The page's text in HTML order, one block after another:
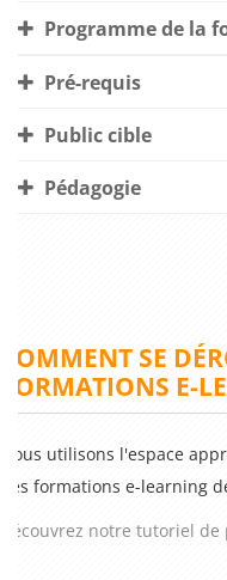
Programme de la
Pré-requis
Public cible
Pédagogie
COMMENT SE
FORMATIONS E-
Nous utilisons l'espace
des formations e-learning
Découvrez notre tutoriel